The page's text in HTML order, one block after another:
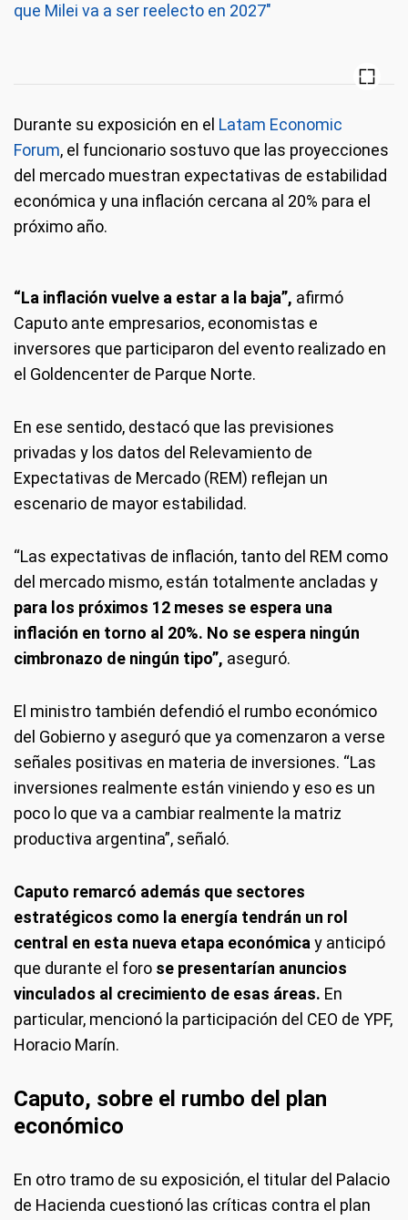
que Milei va a ser reelecto en 2027"
Durante su exposición en el Latam Economic
Forum, el funcionario sostuvo que las proyecciones
del mercado muestran expectativas de estabilidad
económica y una inflación cercana al 20% para el
próximo año.
“La inflación vuelve a estar a la baja”, afirmó
Caputo ante empresarios, economistas e
inversores que participaron del evento realizado en
el Goldencenter de Parque Norte.
En ese sentido, destacó que las previsiones
privadas y los datos del Relevamiento de
Expectativas de Mercado (REM) reflejan un
escenario de mayor estabilidad.
“Las expectativas de inflación, tanto del REM como
del mercado mismo, están totalmente ancladas y
para los próximos 12 meses se espera una
inflación en torno al 20%. No se espera ningún
cimbronazo de ningún tipo”, aseguró.
El ministro también defendió el rumbo económico
del Gobierno y aseguró que ya comenzaron a verse
señales positivas en materia de inversiones. “Las
inversiones realmente están viniendo y eso es un
poco lo que va a cambiar realmente la matriz
productiva argentina”, señaló.
Caputo remarcó además que sectores
estratégicos como la energía tendrán un rol
central en esta nueva etapa económica y anticipó
que durante el foro se presentarían anuncios
vinculados al crecimiento de esas áreas. En
particular, mencionó la participación del CEO de YPF,
Horacio Marín.
Caputo, sobre el rumbo del plan
económico
En otro tramo de su exposición, el titular del Palacio
de Hacienda cuestionó las críticas contra el plan